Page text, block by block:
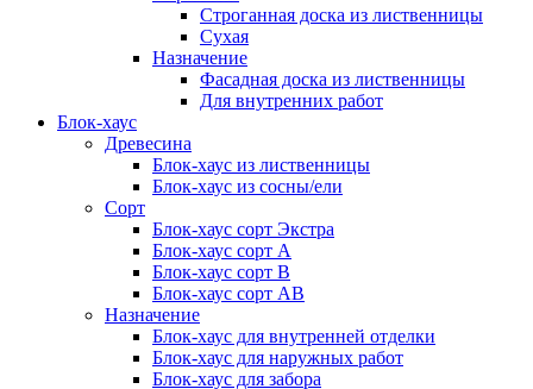
Строганная доска из лиственницы
Сухая
Назначение
Фасадная доска из лиственницы
Для внутренних работ
Блок-хаус
Древесина
Блок-хаус из лиственницы
Блок-хаус из сосны/ели
Сорт
Блок-хаус сорт Экстра
Блок-хаус сорт А
Блок-хаус сорт B
Блок-хаус сорт АВ
Назначение
Блок-хаус для внутренней отделки
Блок-хаус для наружных работ
Блок-хаус для забора